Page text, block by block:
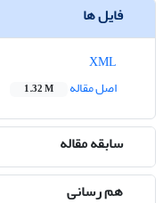
فایل ها
اصل مقاله
1.32 M
سابقه مقاله
هم رسانی